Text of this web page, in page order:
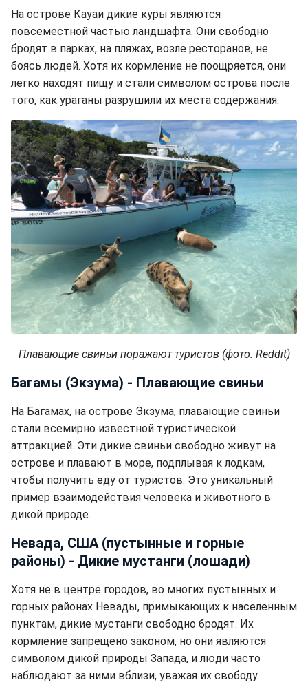
На острове Кауаи дикие куры являются
повсеместной частью ландшафта. Они свободно
бродят в парках, на пляжах, возле ресторанов, не
боясь людей. Хотя их кормление не поощряется, они
легко находят пищу и стали символом острова после
того, как ураганы разрушили их места содержания.
Плавающие свиньи поражают туристов (фото: Reddit)
Багамы (Экзума) - Плавающие свиньи
На Багамах, на острове Экзума, плавающие свиньи
стали всемирно известной туристической
аттракцией. Эти дикие свиньи свободно живут на
острове и плавают в море, подплывая к лодкам,
чтобы получить еду от туристов. Это уникальный
пример взаимодействия человека и животного в
дикой природе.
Невада, США (пустынные и горные
районы) - Дикие мустанги (лошади)
Хотя не в центре городов, во многих пустынных и
горных районах Невады, примыкающих к населенным
пунктам, дикие мустанги свободно бродят. Их
кормление запрещено законом, но они являются
символом дикой природы Запада, и люди часто
наблюдают за ними вблизи, уважая их свободу.